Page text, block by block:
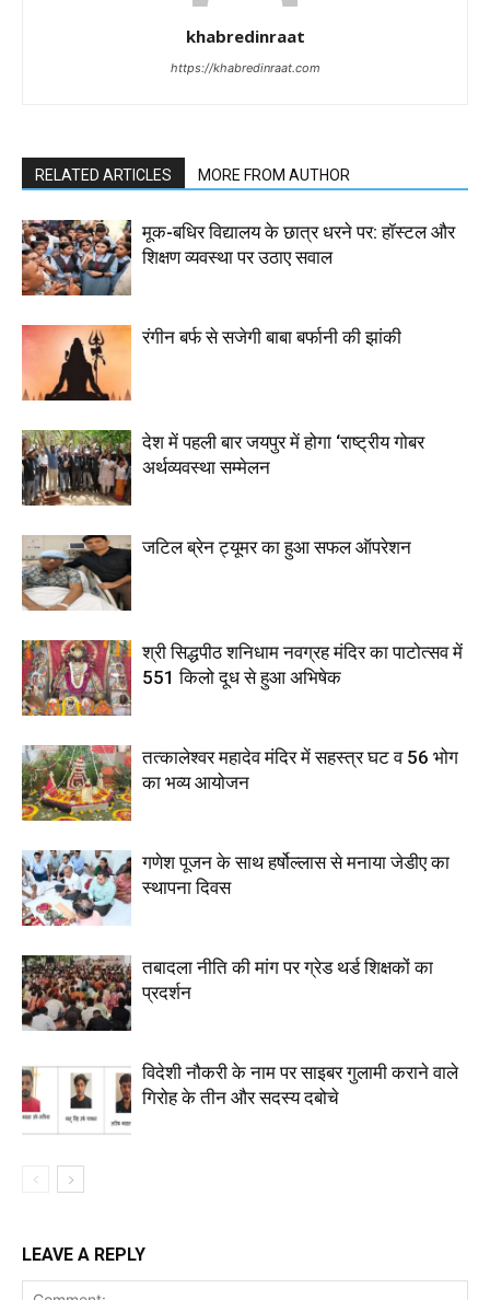
khabredinraat
https://khabredinraat.com
RELATED ARTICLES MORE FROM AUTHOR
मूक-बधिर विद्यालय के छात्र धरने पर: हॉस्टल और
शिक्षण व्यवस्था पर उठाए सवाल
रंगीन बर्फ से सजेगी बाबा बर्फानी की झांकी
देश में पहली बार जयपुर में होगा ‘राष्ट्रीय गोबर
अर्थव्यवस्था सम्मेलन
जटिल ब्रेन ट्यूमर का हुआ सफल ऑपरेशन
श्री सिद्धपीठ शनिधाम नवग्रह मंदिर का पाटोत्सव में
551 किलो दूध से हुआ अभिषेक
तत्कालेश्वर महादेव मंदिर में सहस्त्र घट व 56 भोग
का भव्य आयोजन
गणेश पूजन के साथ हर्षोल्लास से मनाया जेडीए का
स्थापना दिवस
तबादला नीति की मांग पर ग्रेड थर्ड शिक्षकों का
प्रदर्शन
विदेशी नौकरी के नाम पर साइबर गुलामी कराने वाले
गिरोह के तीन और सदस्य दबोचे
LEAVE A REPLY